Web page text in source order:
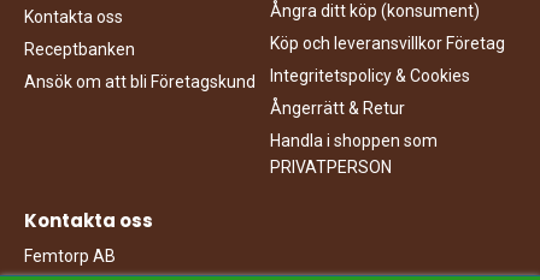
Kontakta oss
Receptbanken
Ansök om att bli Företagskund
Ångra ditt köp (konsument)
Köp och leveransvillkor Företag
Integritetspolicy & Cookies
Ångerrätt & Retur
Handla i shoppen som
PRIVATPERSON
Kontakta oss
Femtorp AB